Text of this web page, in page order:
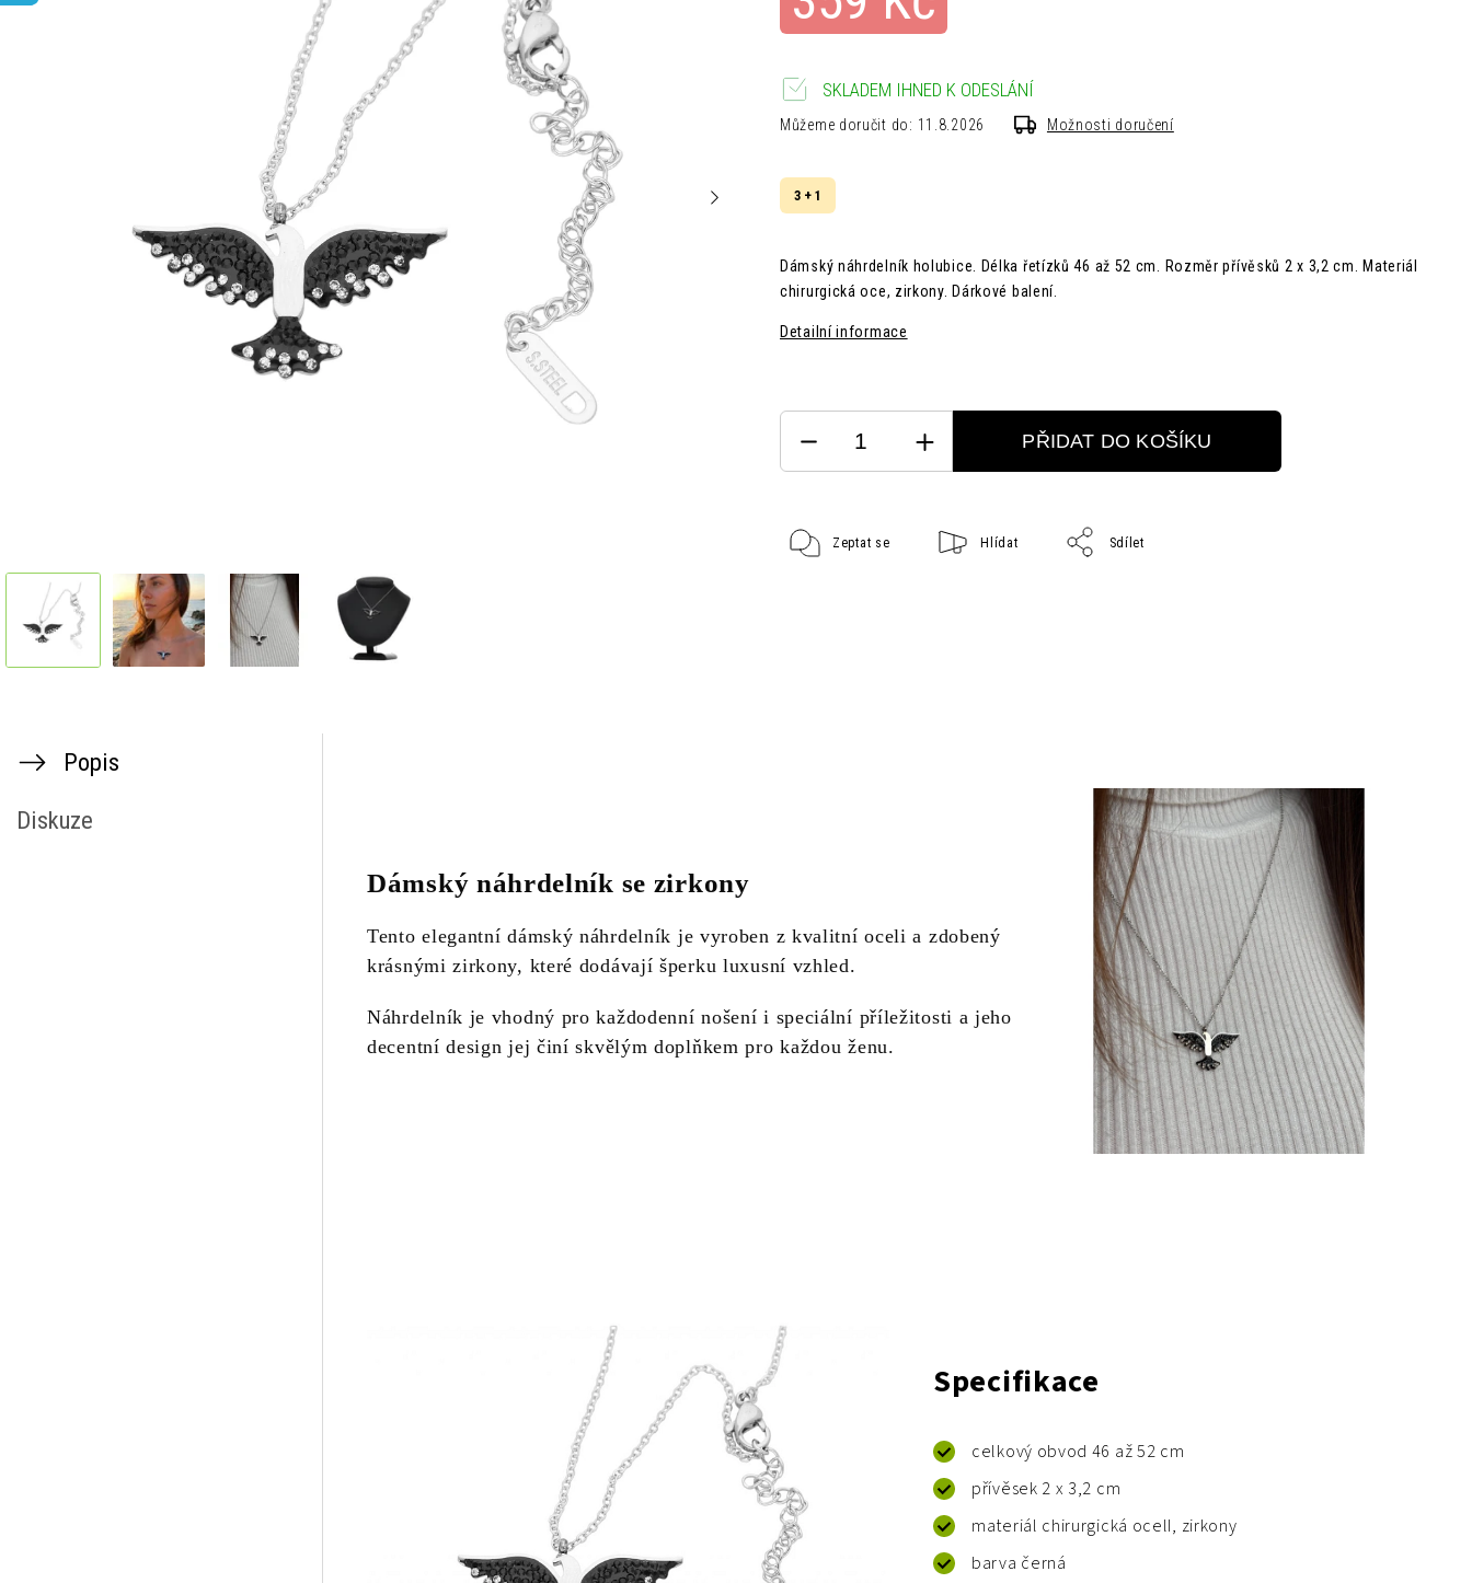
3 + 1
Dámský náhrdelník holubice. Délka řetízků 46 až 52 cm. Rozměr přívěsků 2 x 3,2 cm. Materiál
chirurgická oce, zirkony. Dárkové balení.
Detailní informace
SKLADEM IHNED K ODESLÁNÍ
Můžeme doručit do: 11.8.2026 Možnosti doručení
PŘIDAT DO KOŠÍKU
Zeptat se Hlídat Sdílet
Popis
Diskuze
Dámský náhrdelník se zirkony
Tento elegantní dámský náhrdelník je vyroben z kvalitní oceli a zdobený
krásnými zirkony, které dodávají šperku luxusní vzhled.
Náhrdelník je vhodný pro každodenní nošení i speciální příležitosti a jeho
decentní design jej činí skvělým doplňkem pro každou ženu.
Specifikace
celkový obvod 46 až 52 cm
přívěsek 2 x 3,2 cm
materiál chirurgická ocelI, zirkony
barva černá